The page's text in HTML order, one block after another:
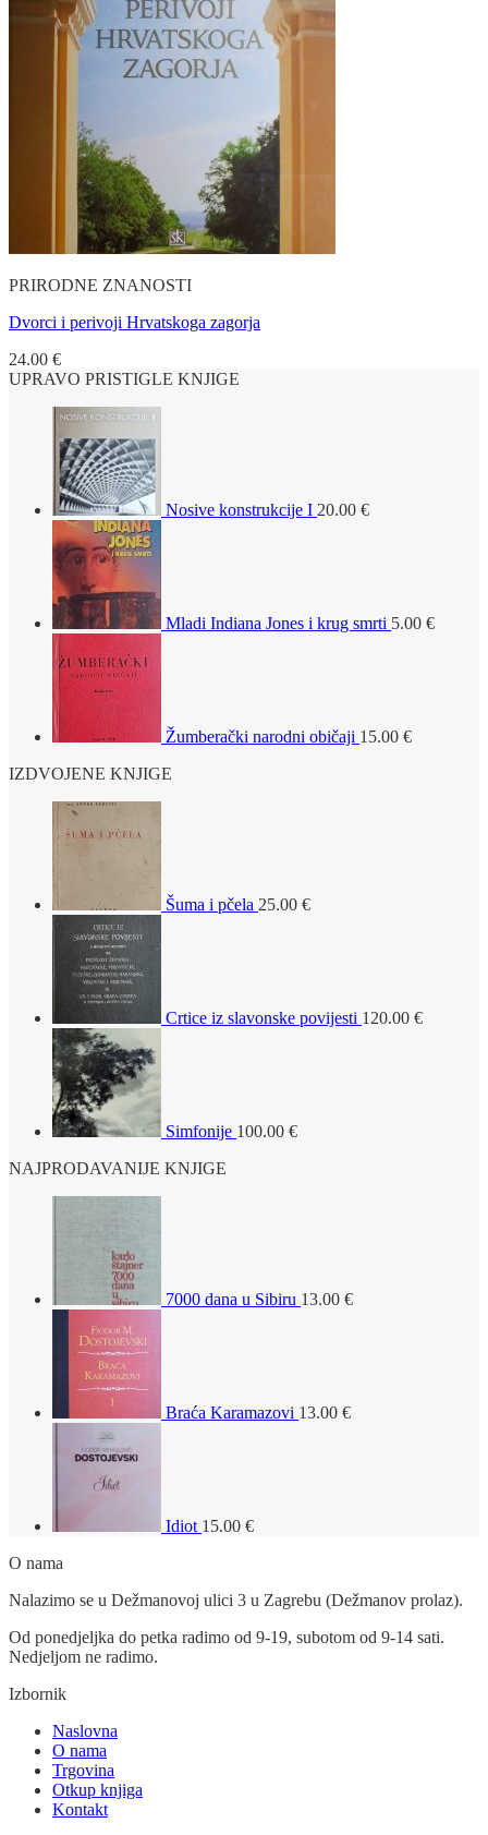
PRIRODNE ZNANOSTI
Dvorci i perivoji Hrvatskoga zagorja
24.00 €
UPRAVO PRISTIGLE KNJIGE
Nosive konstrukcije I 20.00 €
Mladi Indiana Jones i krug smrti 5.00 €
Žumberački narodni običaji 15.00 €
IZDVOJENE KNJIGE
Šuma i pčela 25.00 €
Crtice iz slavonske povijesti 120.00 €
Simfonije 100.00 €
NAJPRODAVANIJE KNJIGE
7000 dana u Sibiru 13.00 €
Braća Karamazovi 13.00 €
Idiot 15.00 €
O nama
Nalazimo se u Dežmanovoj ulici 3 u Zagrebu (Dežmanov prolaz).
Od ponedjeljka do petka radimo od 9-19, subotom od 9-14 sati.
Nedjeljom ne radimo.
Izbornik
Naslovna
O nama
Trgovina
Otkup knjiga
Kontakt